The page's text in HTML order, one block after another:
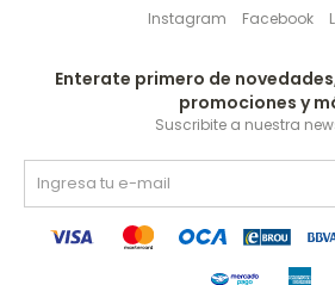
Instagram Facebook
Enterate primero de
promociones y
Suscribite a nuestra